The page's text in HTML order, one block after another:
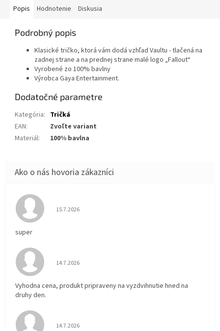
Popis Hodnotenie Diskusia
Podrobný popis
Klasické tričko, ktorá vám dodá vzhľad Vaultu - tlačená na
zadnej strane a na prednej strane malé logo „Fallout“
Vyrobené zo 100% bavlny
Výrobca Gaya Entertainment.
Dodatočné parametre
Kategória: Tričká
EAN:
Zvoľte variant
Materiál: 100% bavlna
Hodnotenie obchodu je 5 z 5 hviezdičiek.
15.7.2026
super
Hodnotenie obchodu je 5 z 5 hviezdičiek.
14.7.2026
Vyhodna cena, produkt pripraveny na vyzdvihnutie hned na
druhy den.
Hodnotenie obchodu je 5 z 5 hviezdičiek.
14.7.2026